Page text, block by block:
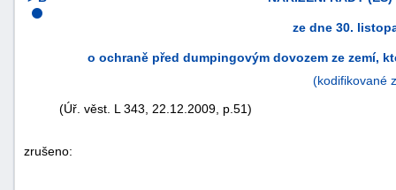
ze dne 30.
o ochraně před dumpingovým dovozem ze zemí,
(kodifikované
(Úř. věst. L 343, 22.12.2009, p.51)
zrušeno: